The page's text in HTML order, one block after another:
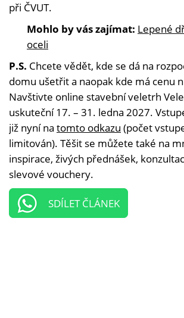
při ČVUT.
Mohlo by vás zajímat: Lepené
oceli
P.S. Chcete vědět, kde se dá na
domu ušetřit a naopak kde má cenu
Navštivte online stavební veletrh
uskuteční 17. – 31. ledna 2027.
již nyní na tomto odkazu (počet
limitován). Těšit se můžete také na
inspirace, živých přednášek,
slevové vouchery.
SDÍLET ČLÁNEK